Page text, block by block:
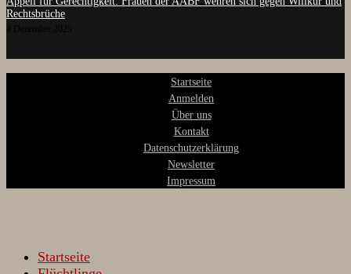
Rechtsbrüche
Startseite
Anmelden
Über uns
Kontakt
Datenschutzerklärung
Newsletter
Impressum
Startseite